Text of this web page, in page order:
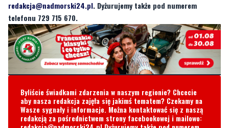
Byliście świadkami zdarzenia w naszym regionie? Chcecie
aby nasza redakcja zajęła się jakimś tematem? Czekamy na
Wasze sygnały i informacje. Można kontaktować się z naszą
redakcja@nadmorski24.plDyżurujemy także pod numerem
telefonu729 715 670.